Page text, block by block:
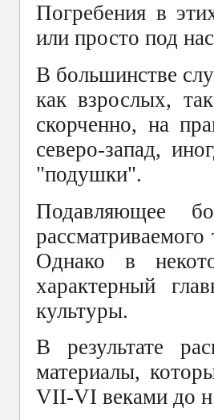
Погребения в
или просто под
В большинстве
как взрослых,
скорченно, на
северо-запад,
"подушки".
Подавляющее
Однако в
характерный
культуры.
В результате
материалы,
VII-VI веками до